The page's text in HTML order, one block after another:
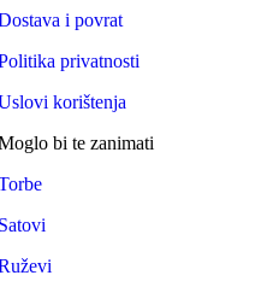
i povrat
privatnosti
korištenja
bi te zanimati